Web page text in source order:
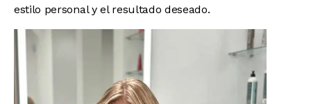
estilo personal y el resultado deseado.